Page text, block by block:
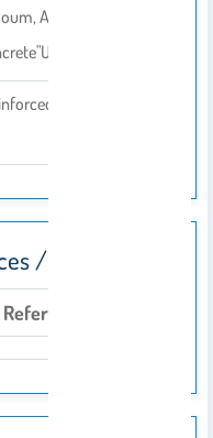
AA Abadel "Multi-Leg
Patent 10,563,403
Concrete
/ Symposia
Refereed Conferences